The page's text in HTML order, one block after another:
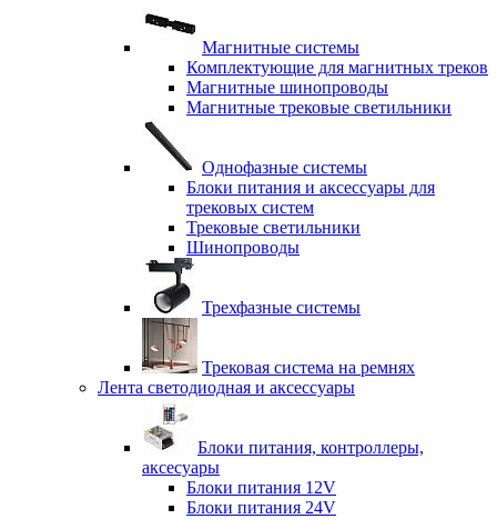
Магнитные системы
Комплектующие для магнитных треков
Магнитные шинопроводы
Магнитные трековые светильники
Однофазные системы
Блоки питания и аксессуары для
трековых систем
Трековые светильники
Шинопроводы
Трехфазные системы
Трековая система на ремнях
Лента светодиодная и аксессуары
Блоки питания, контроллеры,
аксесуары
Блоки питания 12V
Блоки питания 24V